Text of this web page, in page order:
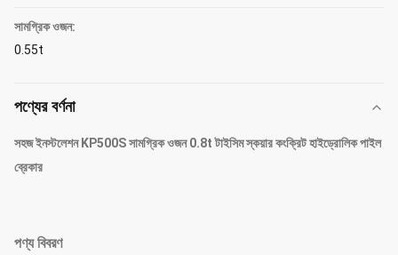
সামগ্রিক ওজন:
0.55t
পণ্যের বর্ণনা
সহজ ইনস্টলেশন KP500S সামগ্রিক ওজন 0.8t টাইসিম স্কয়ার কংক্রিট হাইড্রোলিক পাইল
ব্রেকার
পণ্য বিবরণ